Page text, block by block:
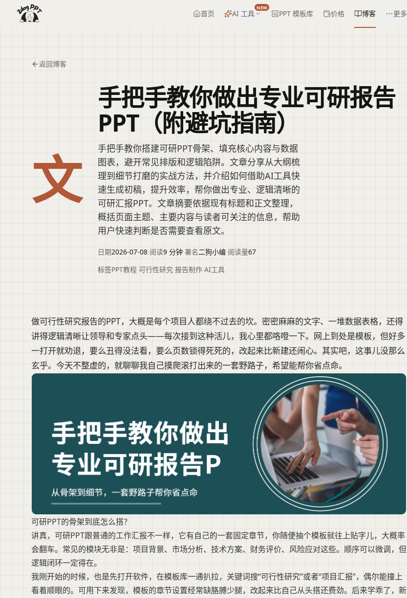
首页 AI 工具
NEW
PPT 模板库 价格 博客 更多
返回博客
文
手把手教你做出专业可研报告
PPT（附避坑指南）
手把手教你搭建可研PPT骨架、填充核心内容与数据
图表，避开常见排版和逻辑陷阱。文章分享从大纲梳
理到细节打磨的实战方法，并介绍如何借助AI工具快
速生成初稿，提升效率，帮你做出专业、逻辑清晰的
可研汇报PPT。文章摘要依据现有标题和正文整理，
概括页面主题、主要内容与读者可关注的信息，帮助
用户快速判断是否需要查看原文。
日期2026-07-08 阅读9 分钟 署名二狗小编 阅读量67
标签PPT教程 可行性研究 报告制作 AI工具
做可行性研究报告的PPT，大概是每个项目人都绕不过去的坎。密密麻麻的文字、一堆数据表格，还得
讲得逻辑清晰让领导和专家点头——每次接到这种活儿，我心里都咯噔一下。网上到处是模板，但好多
一打开就劝退，要么丑得没法看，要么页数锁得死死的，改起来比新建还闹心。其实吧，这事儿没那么
玄乎。今天不整虚的，就聊聊我自己摸爬滚打出来的一套野路子，希望能帮你省点命。
可研PPT的骨架到底怎么搭？
讲真，可研PPT跟普通的工作汇报不一样，它有自己的一套固定章节，你随便抽个模板就往上贴字儿，大概率
会翻车。常见的模块无非是：项目背景、市场分析、技术方案、财务评价、风险应对这些。顺序可以微调，但
逻辑闭环一定得在。
我刚开始的时候，也是先打开软件，在模板库一通扒拉，关键词搜“可行性研究”或者“项目汇报”，偶尔能撞上
看着顺眼的。可用下来发现，模板的章节设置经常缺胳膊少腿，改起来比自己从头搭还费劲。后来学乖了，新